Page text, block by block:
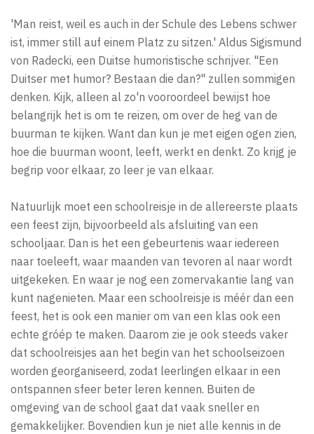
'Man reist, weil es auch in der Schule des Lebens schwer
ist, immer still auf einem Platz zu sitzen.' Aldus Sigismund
von Radecki, een Duitse humoristische schrijver. "Een
Duitser met humor? Bestaan die dan?" zullen sommigen
denken. Kijk, alleen al zo'n vooroordeel bewijst hoe
belangrijk het is om te reizen, om over de heg van de
buurman te kijken. Want dan kun je met eigen ogen zien,
hoe die buurman woont, leeft, werkt en denkt. Zo krijg je
begrip voor elkaar, zo leer je van elkaar.
Natuurlijk moet een schoolreisje in de allereerste plaats
een feest zijn, bijvoorbeeld als afsluiting van een
schooljaar. Dan is het een gebeurtenis waar iedereen
naar toeleeft, waar maanden van tevoren al naar wordt
uitgekeken. En waar je nog een zomervakantie lang van
kunt nagenieten. Maar een schoolreisje is méér dan een
feest, het is ook een manier om van een klas ook een
echte gróép te maken. Daarom zie je ook steeds vaker
dat schoolreisjes aan het begin van het schoolseizoen
worden georganiseerd, zodat leerlingen elkaar in een
ontspannen sfeer beter leren kennen. Buiten de
omgeving van de school gaat dat vaak sneller en
gemakkelijker. Bovendien kun je niet alle kennis in de